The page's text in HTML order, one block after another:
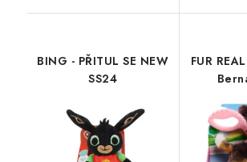
BING - PŘITUL SE NEW
SS24
FUR